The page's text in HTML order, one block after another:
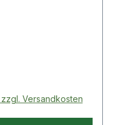
Versandkosten